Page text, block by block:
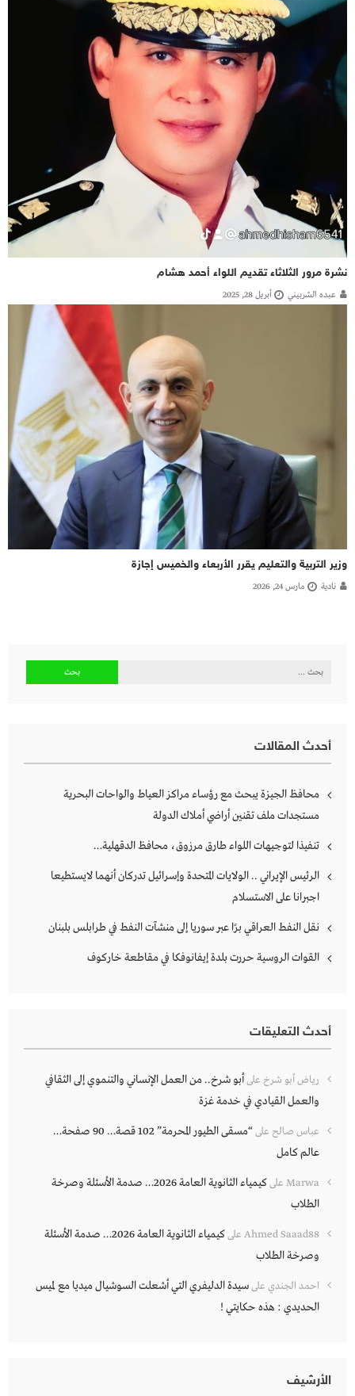
نشرة مرور الثلاثاء تقديم اللواء أحمد هشام
عبده الشربيني أبريل 28, 2025
وزير التربية والتعليم يقرر الأربعاء والخميس إجازة
نادية مارس 24, 2026
البحث
أحدث المقالات
محافظ الجيزة يبحث مع رؤساء مراكز العياط والواحات البحرية
مستجدات ملف تقنين أراضي أملاك الدولة
تنفيذا لتوجيهات اللواء طارق مرزوق، محافظ الدقهلية…
الرئيس الإيراني .. الولايات المتحدة وإسرائيل تدركان أنهما لايستطيعا
اجبرانا على الاستسلام
نقل النفط العراقي برًا عبر سوريا إلى منشآت النفط في طرابلس بلبنان
القوات الروسية حررت بلدة إيفانوفكا في مقاطعة خاركوف
أحدث التعليقات
رياض أبو شرخ علىأبو شرخ.. من العمل الإنساني والتنموي إلى الثقافي
والعمل القيادي في خدمة غزة
عباس صالح على
“مسقى الطيور المحرمة” 102 قصة… 90 صفحة…
عالم كامل
Marwa على
كيمياء الثانوية العامة 2026… صدمة الأسئلة وصرخة
الطلاب
Ahmed Saaad88 على
كيمياء الثانوية العامة 2026… صدمة الأسئلة
وصرخة الطلاب
احمد الجندي علىسيدة الدليفري التي أشعلت السوشيال ميديا مع لميس
الحديدي : هذه حكايتي !
الأرشيف